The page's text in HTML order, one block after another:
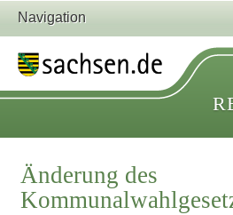
Navigation
Änderung des